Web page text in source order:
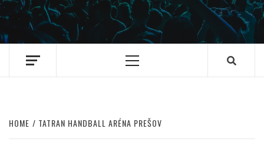
Primary
HOME TATRAN HANDBALL ARÉNA PREŠOV